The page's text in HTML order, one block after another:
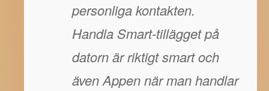
personliga kontakten.
Handla Smart-tillägget på
datorn är riktigt smart och
även Appen när man handlar